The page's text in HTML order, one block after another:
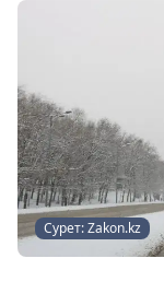
Сурет: Zakon.kz